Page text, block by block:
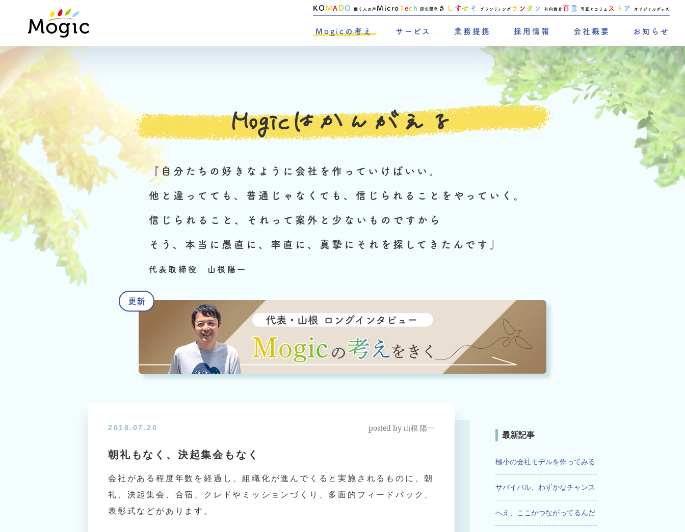
Mogicの考え サービス 業務提携 採用情報 会社概要 お知らせ
KO MA DO 働く人の声 MicroTec h 研究開発 さ し すせ そ ブランディング ラ ン タ ン 社内教育 百 景 写真とコラム ス ト ア オリジナルグッズ
Mogicはかんがえる
『自分たちの好きなように会社を作っていけばいい。
他と違ってても、普通じゃなくても、信じられることをやっていく。
信じられること、それって案外と少ないものですから
そう、本当に愚直に、率直に、真摯にそれを探してきたんです』
代表取締役 山根陽一
2018.07.20 posted by 山根 陽一
朝礼もなく、決起集会もなく
会社がある程度年数を経過し、組織化が進んでくると実施されるものに、朝
礼、決起集会、合宿、クレドやミッションづくり、多面的フィードバック、
表彰式などがあります。
最新記事
極小の会社モデルを作ってみる
サバイバル、わずかなチャンス
へえ、ここがつながってるんだ